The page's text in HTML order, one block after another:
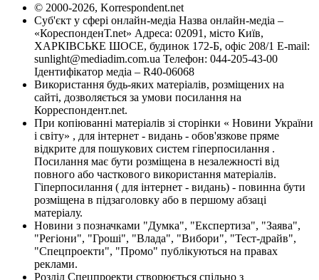
© 2000-2026, Korrespondent.net
Суб'єкт у сфері онлайн-медіа Назва онлайн-медіа –
«КореспонденТ.net» Адреса: 02091, місто Київ,
ХАРКІВСЬКЕ ШОСЕ, будинок 172-Б, офіс 208/1 E-mail:
sunlight@mediadim.com.ua Телефон: 044-205-43-00
Ідентифікатор медіа – R40-06068
Використання будь-яких матеріалів, розміщених на
сайті, дозволяється за умови посилання на
Корреспондент.net.
При копіюванні матеріалів зі сторінки « Новини України
і світу» , для інтернет - видань - обов'язкове пряме
відкрите для пошукових систем гіперпосилання .
Посилання має бути розміщена в незалежності від
повного або часткового використання матеріалів.
Гіперпосилання ( для інтернет - видань) - повинна бути
розміщена в підзаголовку або в першому абзаці
матеріалу.
Новини з позначками "Думка", "Експертиза", "Заява",
"Регіони", "Гроші", "Влада", "Вибори", "Тест-драйв",
"Спецпроекти", "Промо" публікуються на правах
реклами.
Розділ Спецпроекти створюється спільно з